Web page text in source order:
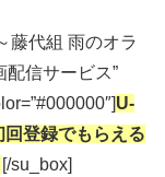
藤代組 雨のオラ
信サービス”
U-
登録でもらえる
[/su_box]